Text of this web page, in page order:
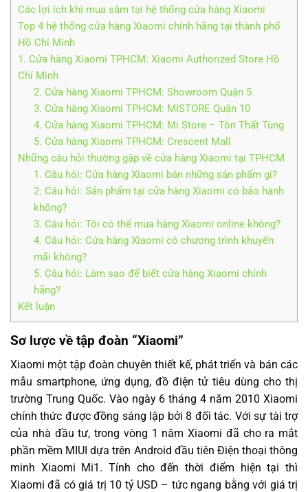
Các lợi ích khi mua sắm tại hệ thống cửa hàng Xiaomi
Top 4 hệ thống cửa hàng Xiaomi chính hãng tại thành phố
Hồ Chí Minh
1. Cửa hàng Xiaomi TPHCM: Xiaomi Authorized Store Hồ
Chí Minh
2. Cửa hàng Xiaomi TPHCM: Showroom Quận 5
3. Cửa hàng Xiaomi TPHCM: MISTORE Quận 10
4. Cửa hàng Xiaomi TPHCM: Mi Store – Tôn Thất Tùng
5. Cửa hàng Xiaomi TPHCM: Crescent Mall
Những câu hỏi thường gặp về cửa hàng Xiaomi tại TPHCM
1. Câu hỏi: Cửa hàng Xiaomi bán những sản phẩm gì?
2. Câu hỏi: Sản phẩm tại cửa hàng Xiaomi có bảo hành
không?
3. Câu hỏi: Tôi có thể mua hàng Xiaomi online không?
4. Câu hỏi: Cửa hàng Xiaomi có chương trình khuyến
mãi không?
5. Câu hỏi: Làm sao để biết cửa hàng Xiaomi chính
hãng?
Kết luận
Sơ lược về tập đoàn “Xiaomi”
Xiaomi một tập đoàn chuyên thiết kế, phát triển và bán các
mẫu smartphone, ứng dụng, đồ điện tử tiêu dùng cho thị
trường Trung Quốc. Vào ngày 6 tháng 4 năm 2010 Xiaomi
chính thức được đồng sáng lập bởi 8 đối tác. Với sự tài trợ
của nhà đầu tư, trong vòng 1 năm Xiaomi đã cho ra mắt
phần mềm MIUI dựa trên Android đầu tiên Điện thoại thông
minh Xiaomi Mi1. Tính cho đến thời điểm hiện tại thì
Xiaomi đã có giá trị 10 tỷ USD – tức ngang bằng với giá trị